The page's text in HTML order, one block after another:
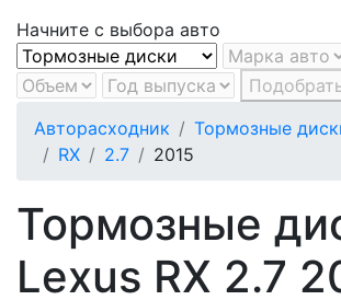
Начните с выбора авто
Авторасходник
Тормозные
RX
2.7 2015
Тормозные
Lexus RX 2.7